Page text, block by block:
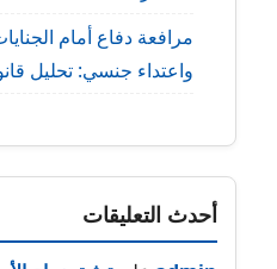
مرافعة دفاع أمام
واعتداء جنسي: تحليل
أحدث التعليقات